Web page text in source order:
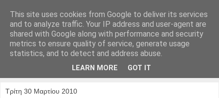
Τρίτη 30 Μαρτίου 2010
This site uses cookies from Google to deliver its services
and to analyze traffic. Your IP address and user-agent are
shared with Google along with performance and security
metrics to ensure quality of service, generate usage
statistics, and to detect and address abuse.
LEARN MORE GOT IT